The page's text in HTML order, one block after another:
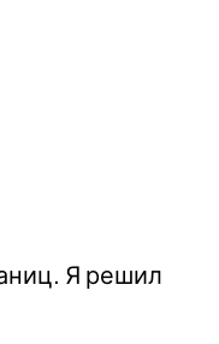
Я решил